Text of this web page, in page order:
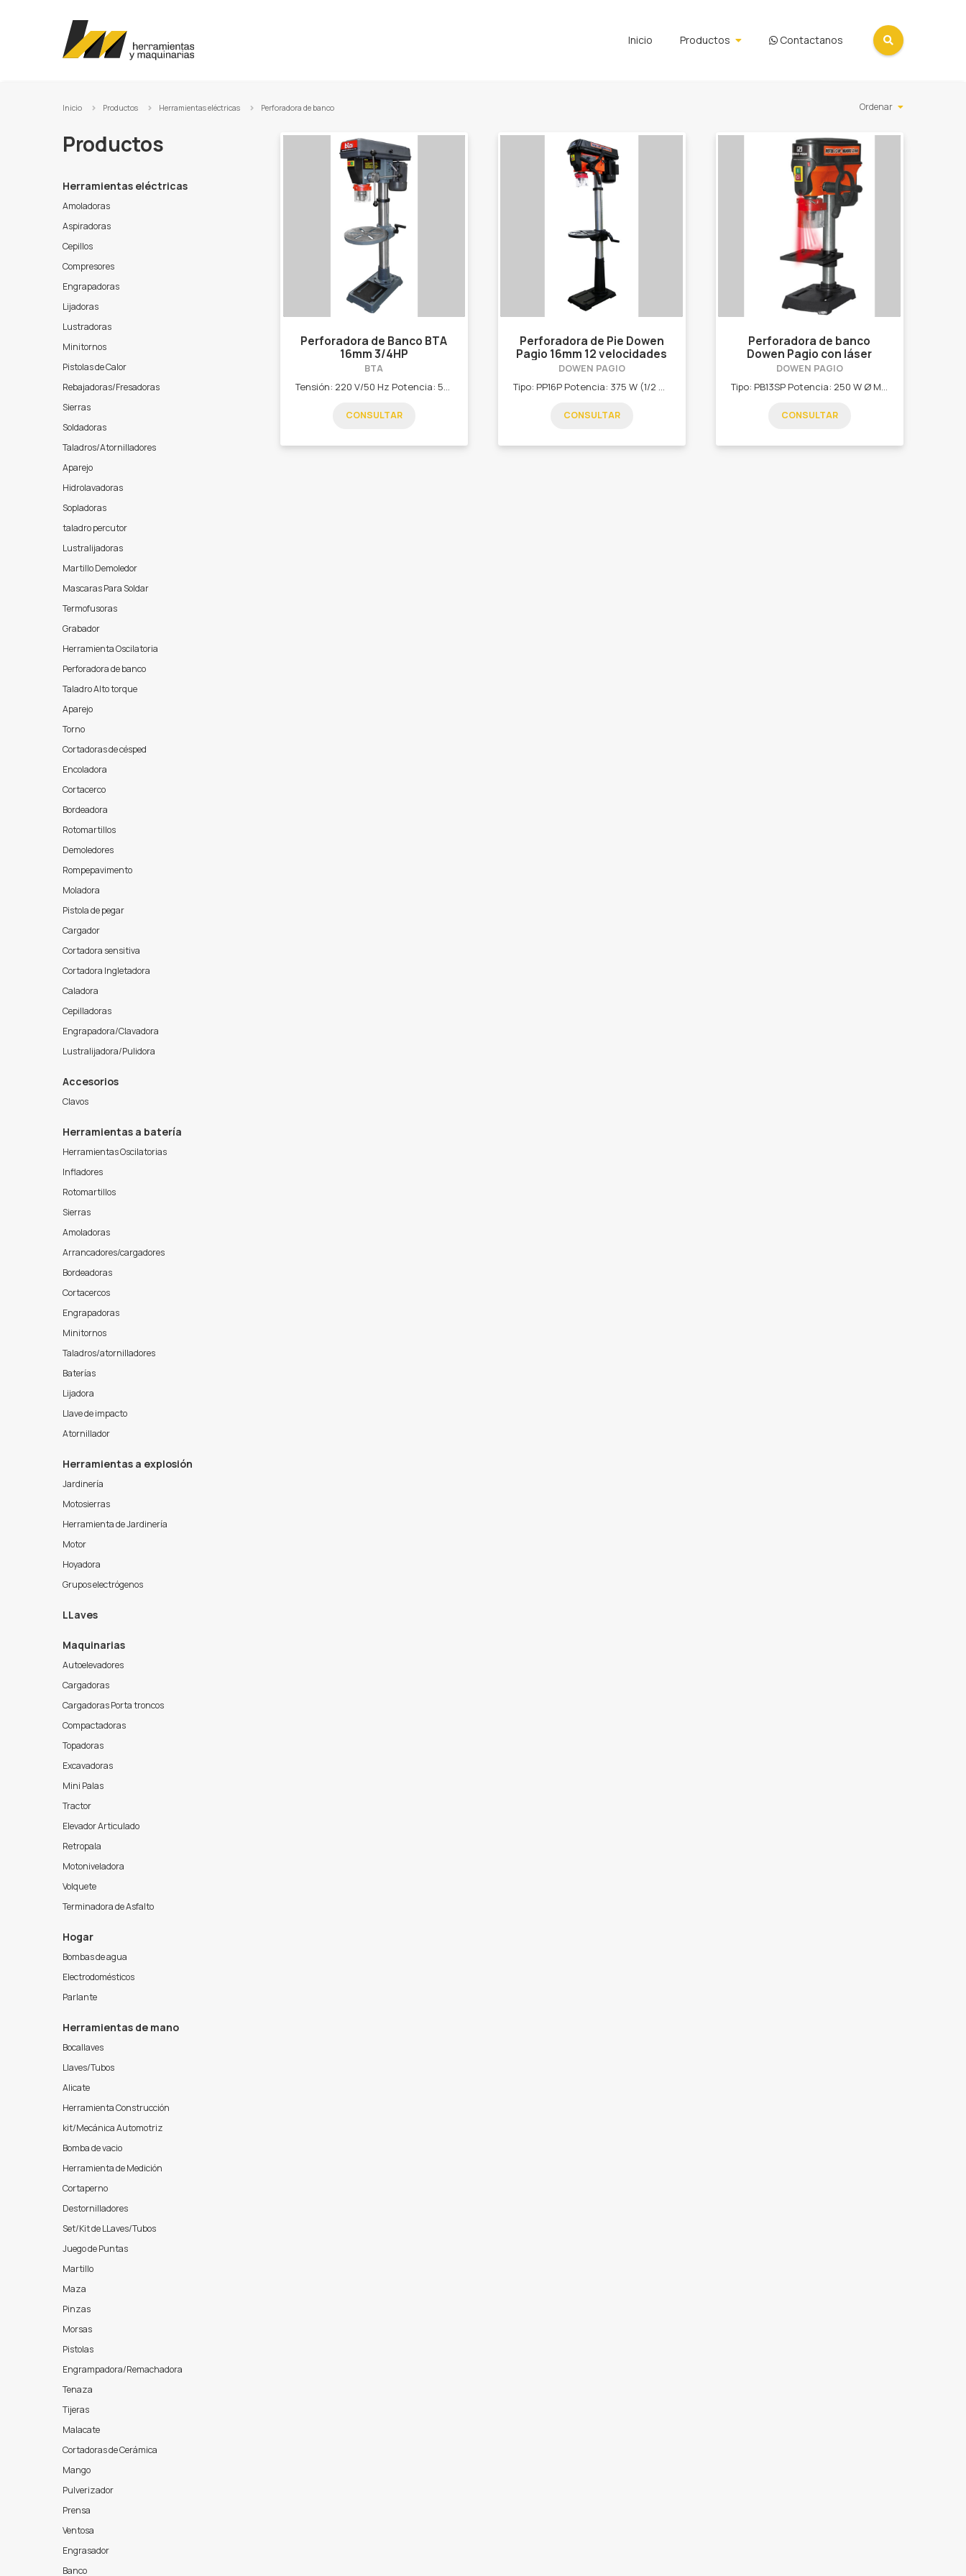
Inicio Productos Contactanos
Inicio Productos Herramientas eléctricas Perforadora de banco
Productos
Herramientas eléctricas
Amoladoras
Aspiradoras
Cepillos
Compresores
Engrapadoras
Lijadoras
Lustradoras
Minitornos
Pistolas de Calor
Rebajadoras/Fresadoras
Sierras
Soldadoras
Taladros/Atornilladores
Aparejo
Hidrolavadoras
Sopladoras
taladro percutor
Lustralijadoras
Martillo Demoledor
Mascaras Para Soldar
Termofusoras
Grabador
Herramienta Oscilatoria
Perforadora de banco
Taladro Alto torque
Aparejo
Torno
Cortadoras de césped
Encoladora
Cortacerco
Bordeadora
Rotomartillos
Demoledores
Rompepavimento
Moladora
Pistola de pegar
Cargador
Cortadora sensitiva
Cortadora Ingletadora
Caladora
Cepilladoras
Engrapadora/Clavadora
Lustralijadora/Pulidora
Accesorios
Clavos
Herramientas a batería
Herramientas Oscilatorias
Infladores
Rotomartillos
Sierras
Amoladoras
Arrancadores/cargadores
Bordeadoras
Cortacercos
Engrapadoras
Minitornos
Taladros/atornilladores
Baterías
Lijadora
Llave de impacto
Atornillador
Herramientas a explosión
Jardinería
Motosierras
Herramienta de Jardinería
Motor
Hoyadora
Grupos electrógenos
LLaves
Maquinarias
Autoelevadores
Cargadoras
Cargadoras Porta troncos
Compactadoras
Topadoras
Excavadoras
Mini Palas
Tractor
Elevador Articulado
Retropala
Motoniveladora
Volquete
Terminadora de Asfalto
Hogar
Bombas de agua
Electrodomésticos
Parlante
Herramientas de mano
Bocallaves
Llaves/Tubos
Alicate
Herramienta Construcción
kit/Mecánica Automotriz
Bomba de vacio
Herramienta de Medición
Cortaperno
Destornilladores
Set/Kit de LLaves/Tubos
Juego de Puntas
Martillo
Maza
Pinzas
Morsas
Pistolas
Engrampadora/Remachadora
Tenaza
Tijeras
Malacate
Cortadoras de Cerámica
Mango
Pulverizador
Prensa
Ventosa
Engrasador
Banco
Ordenar
Perforadora de Banco BTA
16mm 3/4HP
BTA
Tensión: 220 V/50 Hz Potencia: 550 W Llave interruptora con seguro Capacidad mandril: 3 – 16 mm Velocidad: 12 (180 a 2470 rpm) Altura: 1065 mm Profundidad de perforación: 80 mm Uso: Semiprofesional
CONSULTAR
Perforadora de Pie Dowen
Pagio 16mm 12 velocidades
DOWEN PAGIO
Tipo: PP16P Potencia: 375 W (1/2 HP) Velocidad: 180 – 2740 min-1 Ø máx. del mandril: 16 mm Recorrido del mandril: 80 mm Recorrido de la mesa: 710 mm Altura total: 1610 mm *Manija super reforzada y ergonomica. *Mandril con proteccion anti-impacto. *12 velocidades cambiables de 180 a 2740 rpm.
CONSULTAR
Perforadora de banco
Dowen Pagio con láser
13mm
DOWEN PAGIO
Tipo: PB13SP Potencia: 250 W Ø Máximo mandril: 13 mm Recorrido del mandril: 50 mm Recorrido de la mesa: 208 mm Velocidad variable: 500 – 2500 min-1 (5 Velocidades) Altura total: 508 mm *Centro posicionador laser.| *Manija super reforzada y ergonomica.| *Mandril con protector antiimpacto.| *5 Velocidades cambiables.|
CONSULTAR